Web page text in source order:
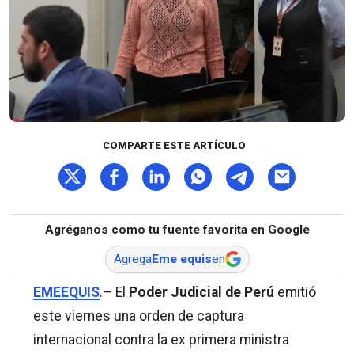
COMPARTE ESTE ARTÍCULO
Agréganos como tu fuente favorita en Google
AgregaEme equisen
EMEEQUIS.– El Poder Judicial de Perú emitió
este viernes una orden de captura
internacional contra la ex primera ministra